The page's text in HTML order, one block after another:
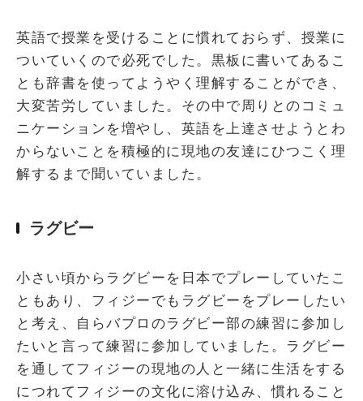
英語で授業を受けることに慣れておらず、授業に
ついていくので必死でした。黒板に書いてあるこ
とも辞書を使ってようやく理解することができ、
大変苦労していました。その中で周りとのコミュ
ニケーションを増やし、英語を上達させようとわ
からないことを積極的に現地の友達にひつこく理
解するまで聞いていました。
ラグビー
小さい頃からラグビーを日本でプレーしていたこ
ともあり、フィジーでもラグビーをプレーしたい
と考え、自らバプロのラグビー部の練習に参加し
たいと言って練習に参加していました。ラグビー
を通してフィジーの現地の人と一緒に生活をする
につれてフィジーの文化に溶け込み、慣れること